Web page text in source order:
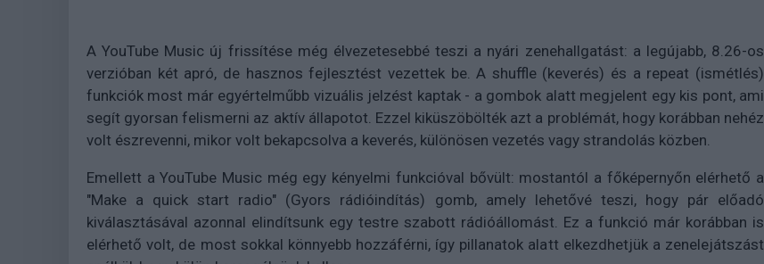
A YouTube Music új frissítése még élvezetesebbé teszi a nyári zenehallgatást: a legújabb, 8.26-os
verzióban két apró, de hasznos fejlesztést vezettek be. A shuffle (keverés) és a repeat (ismétlés)
funkciók most már egyértelműbb vizuális jelzést kaptak - a gombok alatt megjelent egy kis pont, ami
segít gyorsan felismerni az aktív állapotot. Ezzel kiküszöbölték azt a problémát, hogy korábban nehéz
volt észrevenni, mikor volt bekapcsolva a keverés, különösen vezetés vagy strandolás közben.
Emellett a YouTube Music még egy kényelmi funkcióval bővült: mostantól a főképernyőn elérhető a
"Make a quick start radio" (Gyors rádióindítás) gomb, amely lehetővé teszi, hogy pár előadó
kiválasztásával azonnal elindítsunk egy testre szabott rádióállomást. Ez a funkció már korábban is
elérhető volt, de most sokkal könnyebb hozzáférni, így pillanatok alatt elkezdhetjük a zenelejátszást